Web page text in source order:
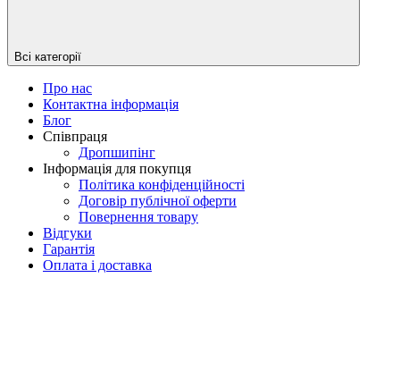
Всі категорії
Про нас
Контактна інформація
Блог
Співпраця
Дропшипінг
Інформація для покупця
Політика конфіденційності
Договір публічної оферти
Повернення товару
Відгуки
Гарантія
Оплата і доставка